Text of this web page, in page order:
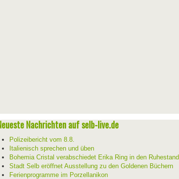
Nachrichten auf selb-live.de
Polizeibericht vom 8.8.
Italienisch sprechen und üben
Bohemia Cristal verabschiedet Erika Ring in den Ruhestand
Stadt Selb eröffnet Ausstellung zu den Goldenen Büchern
Ferienprogramme im Porzellanikon